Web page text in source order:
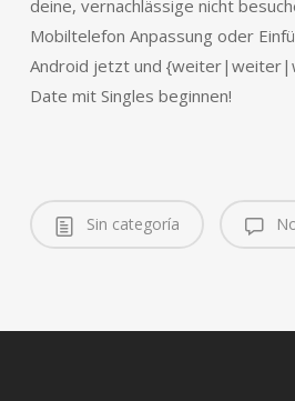
deine, vernachlässige nicht
Mobiltelefon Anpassung oder
Android jetzt und
Date mit Singles beginnen!
Sin categoría